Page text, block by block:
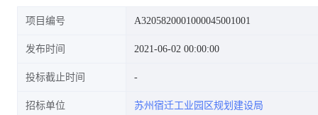
项目编号 A3205820001000045001001
发布时间 2021-06-02 00:00:00
投标截止时间
招标单位 苏州宿迁工业园区规划建设局